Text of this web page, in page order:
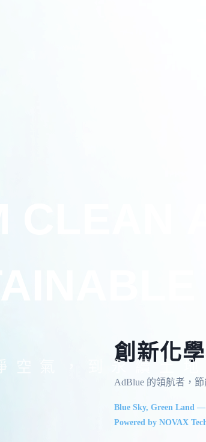
CLEAN
空氣，到永續土地
創新化
AdBlue 的領航者，
Blue Sky, Green Land —
Powered by NOVAX